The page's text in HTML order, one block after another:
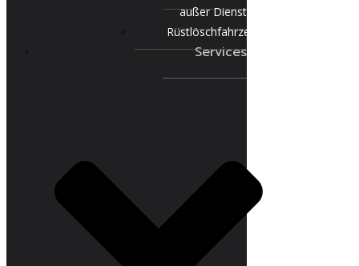
außer Dienst
Rüstlöschfahrzeug
Services